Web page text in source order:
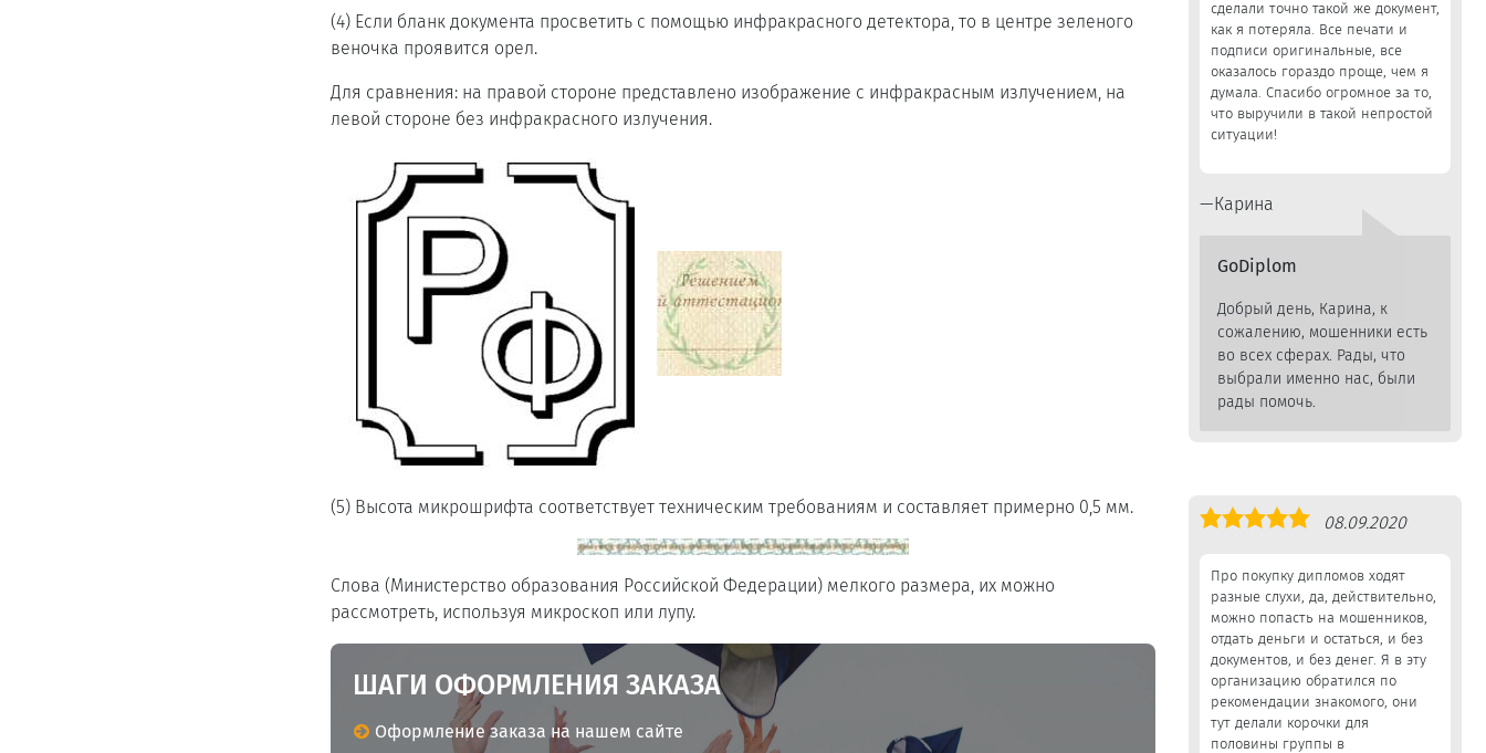
(4) Если бланк документа просветить с помощью инфракрасного детектора, то в центре зеленого
веночка проявится орел.
Для сравнения: на правой стороне представлено изображение с инфракрасным излучением, на
левой стороне без инфракрасного излучения.
(5) Высота микрошрифта соответствует техническим требованиям и составляет примерно 0,5 мм.
Слова (Министерство образования Российской Федерации) мелкого размера, их можно
рассмотреть, используя микроскоп или лупу.
ШАГИ ОФОРМЛЕНИЯ ЗАКАЗА
Оформление заказа на нашем сайте
сделали точно такой же документ,
как я потеряла. Все печати и
подписи оригинальные, все
оказалось гораздо проще, чем я
думала. Спасибо огромное за то,
что выручили в такой непростой
ситуации!
Карина
GoDiplom
Добрый день, Карина, к
сожалению, мошенники есть
во всех сферах. Рады, что
выбрали именно нас, были
рады помочь.
Оценка
08.09.2020
Про покупку дипломов ходят
разные слухи, да, действительно,
можно попасть на мошенников,
отдать деньги и остаться, и без
документов, и без денег. Я в эту
организацию обратился по
рекомендации знакомого, они
тут делали корочки для
половины группы в